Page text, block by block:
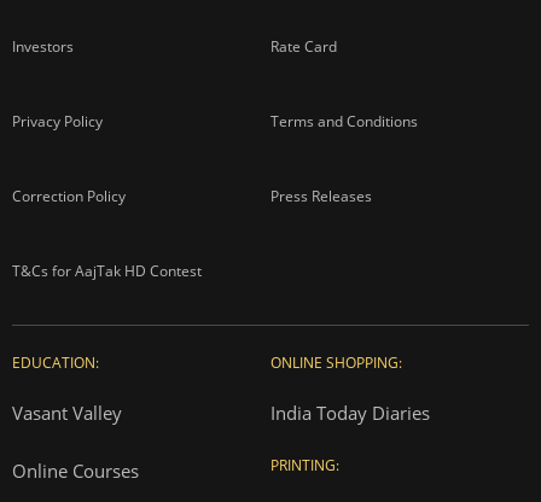
Investors Rate Card
Privacy Policy Terms and Conditions
Correction Policy Press Releases
T&Cs for AajTak HD Contest
EDUCATION:
Vasant Valley
Online Courses
ONLINE SHOPPING:
India Today Diaries
PRINTING: